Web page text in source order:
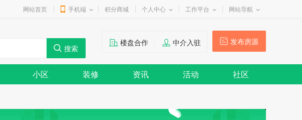
网站首页 手机端 积分商城 个人中心 工作平台 网站导航
发布房源
楼盘合作 中介入驻
小区 装修 资讯 活动 社区